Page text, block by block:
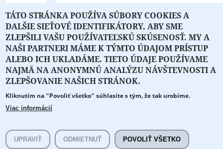
Zoznam
bibliografie
je prázdny
Všetky práva vyhradené.
Created by
O PORTÁLI O DRUŽSTVE SPONZORI KONTAKT
Projekt z verejných fondov podporil
Cookie preferencie
literat@literat.sk
TÁTO STRÁNKA POUŽÍVA SÚBORY COOKIES A
DALŠIE SIEŤOVÉ IDENTIFIKÁTORY, ABY SME
ZLEPŠILI VAŠU POUŽÍVATEĽSKÚ SKÚSENOSŤ. MY A
NAŠI PARTNERI MÁME K TÝMTO ÚDAJOM PRÍSTUP
ALEBO ICH UKLADÁME. TIETO ÚDAJE POUŽÍVAME
NAJMÄ NA ANONYMNÚ ANALÝZU NÁVŠTEVNOSTI A
ZLEPŠOVANIE NAŠICH STRÁNOK.
Kliknutím na "Povoliť všetko" súhlasíte s tým, že tak urobíme.
Viac informácií
UPRAVIŤ ODMIETNUŤ POVOLIŤ VŠETKO